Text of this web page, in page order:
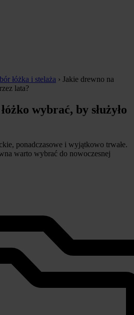
łóżka i stelaża › Jakie drewno na
lata?
wybrać, by służyło
ponadczasowe i wyjątkowo trwałe.
warto wybrać do nowoczesnej